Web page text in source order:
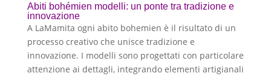
Abiti bohémien modelli: un ponte tra tradizione e
innovazione
A LaMamita ogni abito bohemien è il risultato di un
processo creativo che unisce tradizione e
innovazione. I modelli sono progettati con particolare
attenzione ai dettagli, integrando elementi artigianali